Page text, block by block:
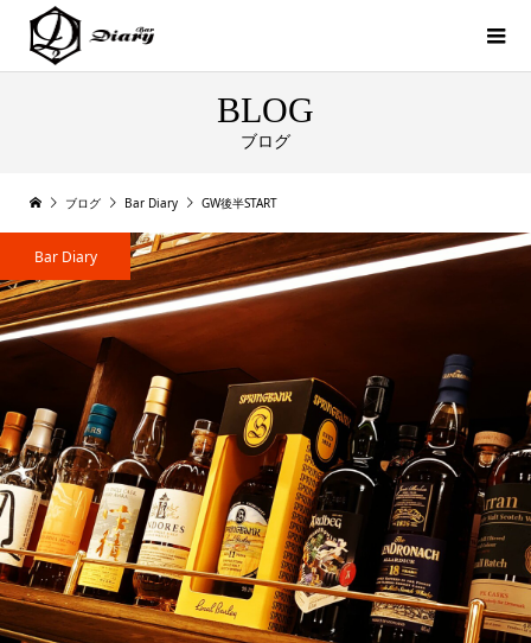
BLOG
ブログ
ブログ Bar Diary GW後半START
Bar Diary